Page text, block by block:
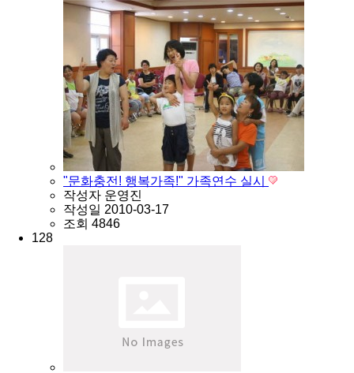
"문화충전! 행복가족!" 가족연수 실시
작성자 운영진
작성일 2010-03-17
조회 4846
128